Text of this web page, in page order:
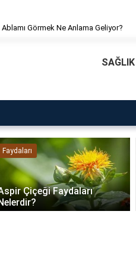
Görmek Ne Anlama Geliyor?
SAĞLIK
Faydaları
Çiçeği Faydaları